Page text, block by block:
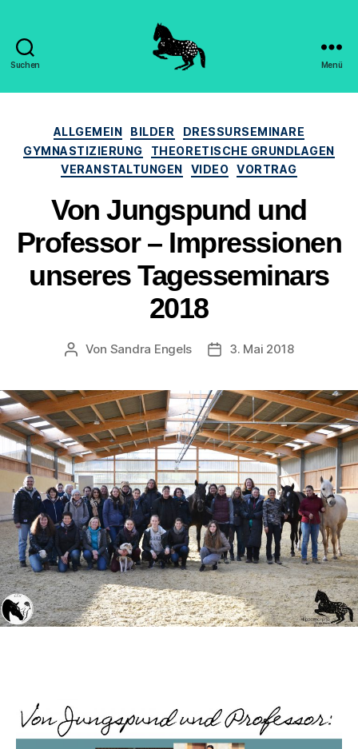
Suchen
-
Sandra
Engels
Menü
Kategorien
ALLGEMEIN BILDER
DRESSURSEMINARE
GYMNASTIZIERUNG
THEORETISCHE GRUNDLAGEN
VERANSTALTUNGEN
VIDEO VORTRAG
Von Jungspund und
Professor – Impressionen
unseres Tagesseminars
2018
Beitragsautor
Von Sandra Engels Beitragsdatum
3. Mai 2018